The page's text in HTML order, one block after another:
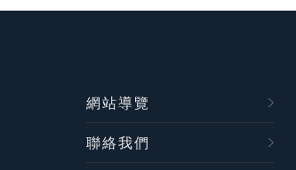
網站導覽
聯絡我們